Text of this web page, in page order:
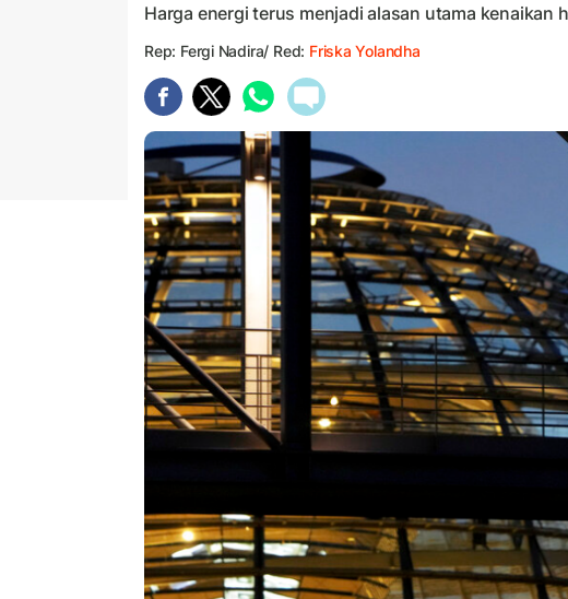
Harga energi terus menjadi alasan utama kenaikan
Rep: Fergi Nadira/ Red: Friska Yolandha